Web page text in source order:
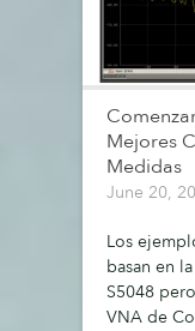
Mejores
Medidas
June 20,
Los
basan en
S5048
VNA de